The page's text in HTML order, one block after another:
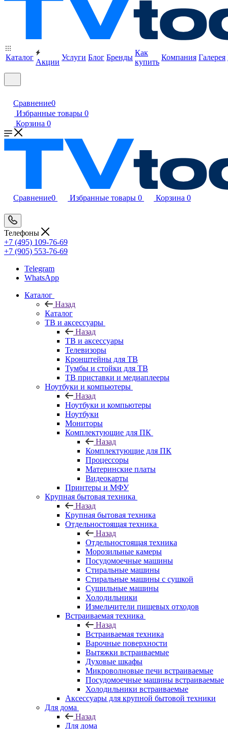
Каталог
Акции
Услуги Блог Бренды
Как
купить
Компания Галерея
Сравнение0
Избранные товары 0
Корзина 0
Сравнение0 Избранные товары 0 Корзина 0
Телефоны
+7 (495) 109-76-69
+7 (905) 553-76-69
Telegram
WhatsApp
Каталог
Назад
Каталог
ТВ и аксессуары
Назад
ТВ и аксессуары
Телевизоры
Кронштейны для ТВ
Тумбы и стойки для ТВ
ТВ приставки и медиаплееры
Ноутбуки и компьютеры
Назад
Ноутбуки и компьютеры
Ноутбуки
Мониторы
Комплектующие для ПК
Назад
Комплектующие для ПК
Процессоры
Материнские платы
Видеокарты
Принтеры и МФУ
Крупная бытовая техника
Назад
Крупная бытовая техника
Отдельностоящая техника
Назад
Отдельностоящая техника
Морозильные камеры
Посудомоечные машины
Стиральные машины
Стиральные машины с сушкой
Сушильные машины
Холодильники
Измельчители пищевых отходов
Встраиваемая техника
Назад
Встраиваемая техника
Варочные поверхности
Вытяжки встраиваемые
Духовые шкафы
Микроволновые печи встраиваемые
Посудомоечные машины встраиваемые
Холодильники встраиваемые
Аксессуары для крупной бытовой техники
Для дома
Назад
Для дома